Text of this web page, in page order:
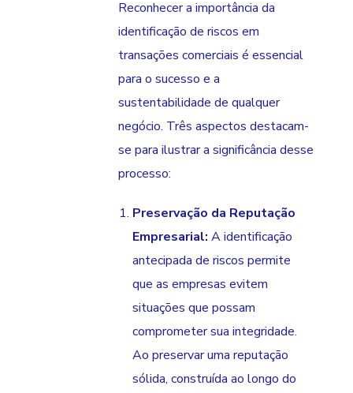
Reconhecer a importância da
identificação de riscos em
transações comerciais é essencial
para o sucesso e a
sustentabilidade de qualquer
negócio. Três aspectos destacam-
se para ilustrar a significância desse
processo:
Preservação da Reputação
Empresarial: A identificação
antecipada de riscos permite
que as empresas evitem
situações que possam
comprometer sua integridade.
Ao preservar uma reputação
sólida, construída ao longo do